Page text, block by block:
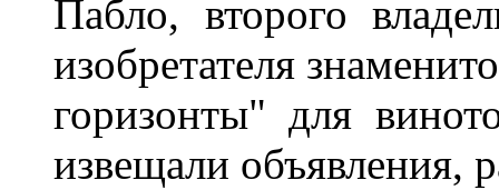
Пабло, второго
изобретателя
горизонты" для
извещали объявления,